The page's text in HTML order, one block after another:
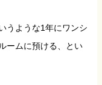
うような1年にワンシ
ームに預ける、とい